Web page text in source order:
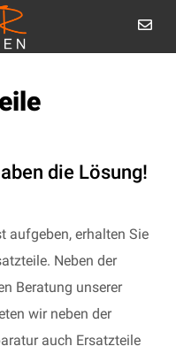
die Lösung!
aufgeben, erhalten Sie
Neben der
Beratung unserer
wir neben der
auch Ersatzteile